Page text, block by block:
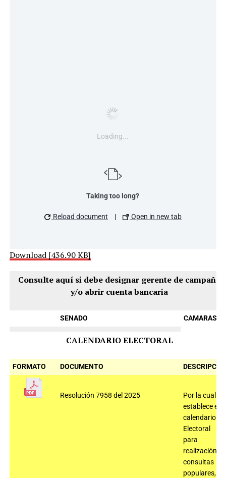
Loading...
Taking too long?
Reload document | Open in new tab
Download [436.90 KB]
Consulte aquí si debe designar gerente de campaña
y/o abrir cuenta bancaria
SENADO CAMARAS
CALENDARIO ELECTORAL
FORMATO DOCUMENTO
Resolución 7958 del 2025
Por la cual se
establece el
calendario
Electoral
para
realización
consultas
populares,